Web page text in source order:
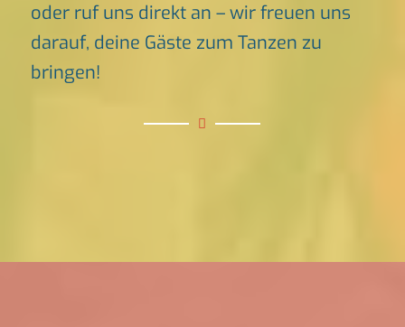
oder ruf uns direkt an – wir freuen uns
darauf, deine Gäste zum Tanzen zu
bringen!